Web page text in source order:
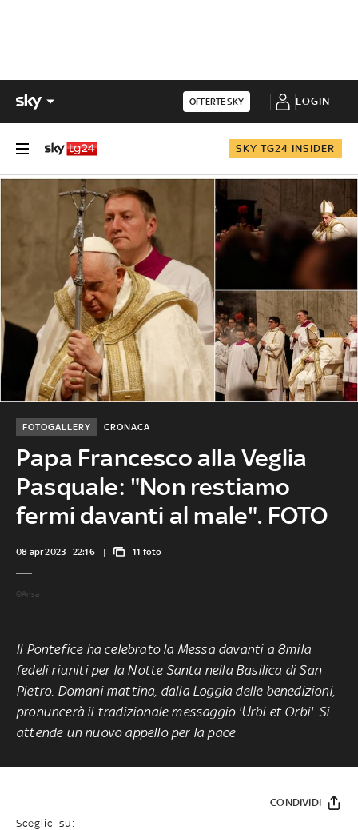
OFFERTE SKY LOGIN
SKY TG24 INSIDER
Papa Francesco alla Veglia
Pasquale: "Non restiamo
fermi davanti al male". FOTO
CRONACA
FOTOGALLERY
08 apr 2023 - 22:16 11 foto
©Ansa
Il Pontefice ha celebrato la Messa davanti a 8mila
fedeli riuniti per la Notte Santa nella Basilica di San
Pietro. Domani mattina, dalla Loggia delle benedizioni,
pronuncerà il tradizionale messaggio 'Urbi et Orbi'. Si
attende un nuovo appello per la pace
Sceglici su:
CONDIVIDI